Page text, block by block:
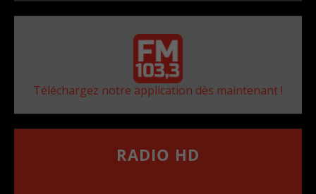
Téléchargez notre application dès maintenant !
RADIO HD